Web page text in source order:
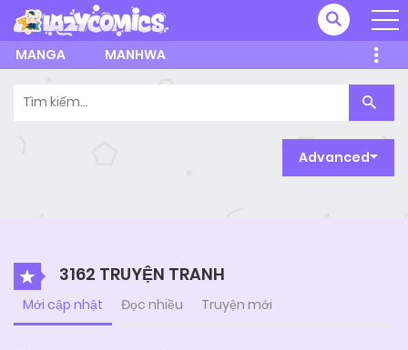
MANGA MANHWA
Search
for:
Advanced
3162 TRUYỆN TRANH
Mới cập nhật Đọc nhiều Truyện mới